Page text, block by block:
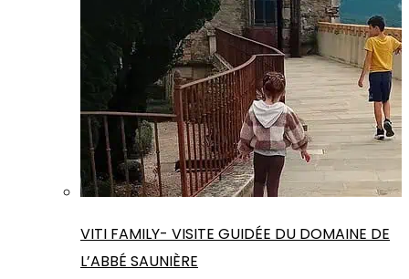
VITI FAMILY- VISITE GUIDÉE DU DOMAINE DE
L’ABBÉ SAUNIÈRE